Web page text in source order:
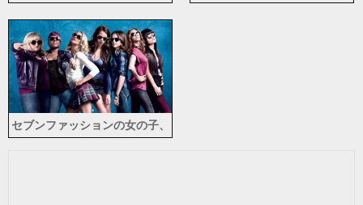
セブンファッションの女の子、